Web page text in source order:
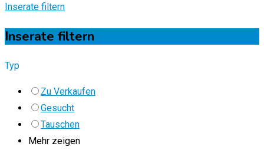
Inserate filtern
Inserate filtern
Typ
Zu Verkaufen
Gesucht
Tauschen
Mehr zeigen